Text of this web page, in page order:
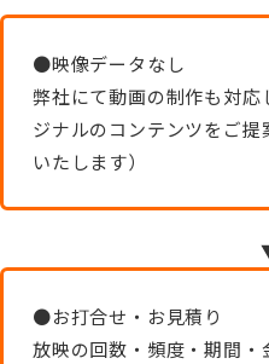
●映像データなし
弊社にて動画の制作も対応
ジナルのコンテンツをご提
いたします）
●お打合せ・お見積り
放映の回数・頻度・期間